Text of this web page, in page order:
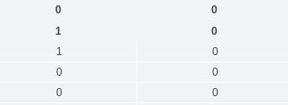
0 0
1 0
1 0
0 0
0 0